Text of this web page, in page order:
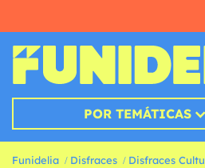
POR TEMÁTICAS
Funidelia Disfraces Disfraces